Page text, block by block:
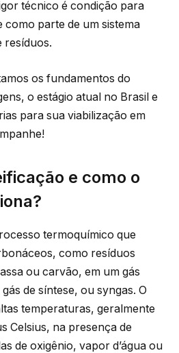
técnico é condição para
parte de um sistema
resíduos.
os fundamentos do
o estágio atual no Brasil e
para sua viabilização em
e como o
termoquímico que
como resíduos
ou carvão, em um gás
de síntese, ou syngas. O
temperaturas, geralmente
Celsius, na presença de
de oxigênio, vapor d’água ou